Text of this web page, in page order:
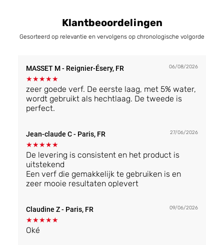
Klantbeoordelingen
Gesorteerd op relevantie en vervolgens op chronologische volgorde
MASSET M- Reignier-Ésery, FR 06/08/2026
★★★★★
zeer goede verf. De eerste laag, met 5% water,
wordt gebruikt als hechtlaag. De tweede is
perfect.
Jean-claude C- Paris, FR 27/06/2026
★★★★★
De levering is consistent en het product is
uitstekend
Een verf die gemakkelijk te gebruiken is en
zeer mooie resultaten oplevert
Claudine Z- Paris, FR 09/06/2026
★★★★★
Oké